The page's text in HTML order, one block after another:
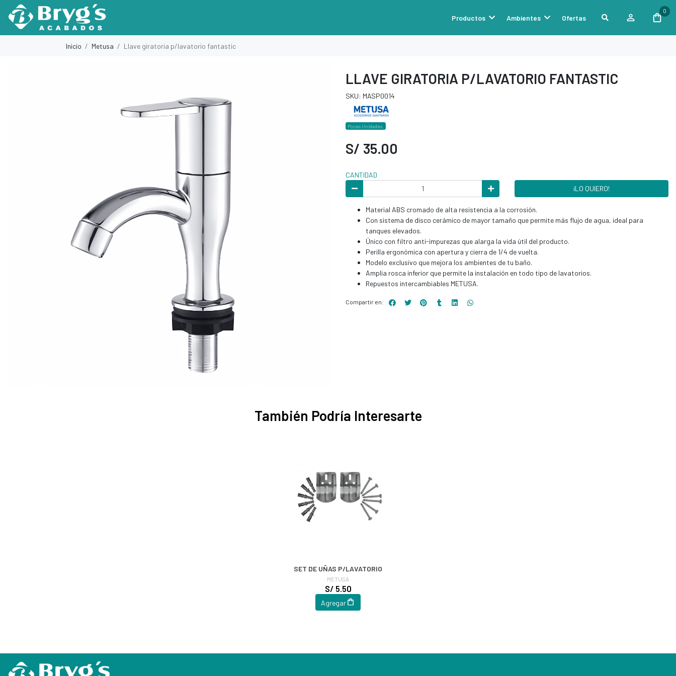
Productos Ambientes Ofertas
0
Inicio Metusa Llave giratoria p/lavatorio fantastic
LLAVE GIRATORIA P/LAVATORIO FANTASTIC
SKU: MASP0014
Pocas Unidades.
S/ 35.00
CANTIDAD
¡LO QUIERO!
Material ABS cromado de alta resistencia a la corrosión.
Con sistema de disco cerámico de mayor tamaño que permite más flujo de agua, ideal para
tanques elevados.
Único con filtro anti-impurezas que alarga la vida útil del producto.
Perilla ergonómica con apertura y cierra de 1/4 de vuelta.
Modelo exclusivo que mejora los ambientes de tu baño.
Amplia rosca inferior que permite la instalación en todo tipo de lavatorios.
Repuestos intercambiables METUSA.
Compartir en:
También Podría Interesarte
SET DE UÑAS P/LAVATORIO
METUSA
S/ 5.50
Agregar